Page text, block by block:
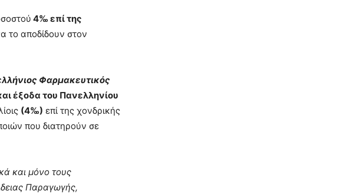
4‰ επί της
το αποδίδουν στον
Φαρμακευτικός
έξοδα του Πανελληνίου
(4‰) επί της χονδρικής
που διατηρούν σε
και μόνο τους
Παραγωγής,